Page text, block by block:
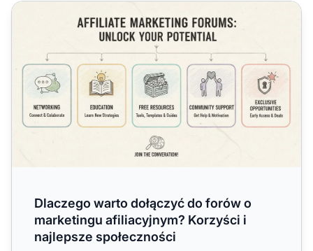
Dlaczego warto dołączyć do forów o marketingu
Dlaczego warto dołączyć do forów o
marketingu afiliacyjnym? Korzyści i
najlepsze społeczności